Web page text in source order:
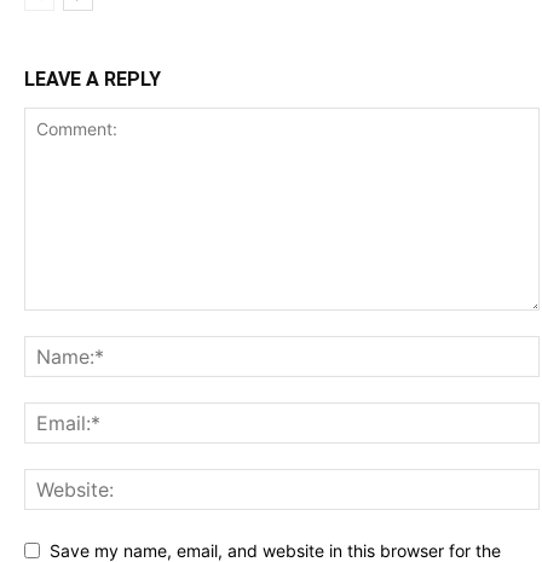
LEAVE A REPLY
Save my name, email, and website in this browser for the